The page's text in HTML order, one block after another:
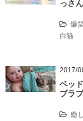
っさ
爆
白猫
2017/
ベッ
ブラ
癒し